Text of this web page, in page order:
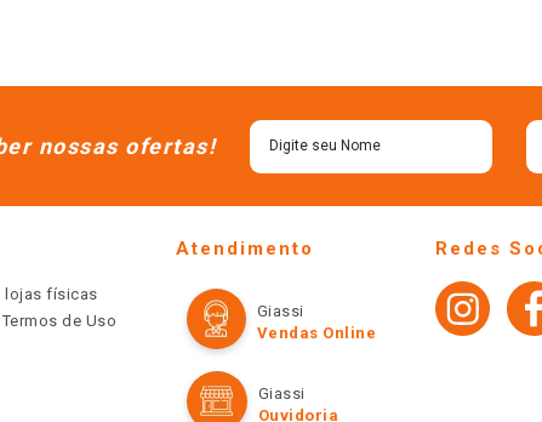
nossas ofertas!
lojas físicas
de Uso
Atendimento
Giassi
Vendas Online
Giassi
Ouvidoria
Redes